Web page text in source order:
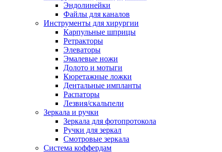
Эндолинейки
Файлы для каналов
Инструменты для хирургии
Карпульные шприцы
Ретракторы
Элеваторы
Эмалевые ножи
Долото и мотыги
Кюретажные ложки
Дентальные импланты
Распаторы
Лезвия/скальпели
Зеркала и ручки
Зеркала для фотопротокола
Ручки для зеркал
Смотровые зеркала
Система коффердам